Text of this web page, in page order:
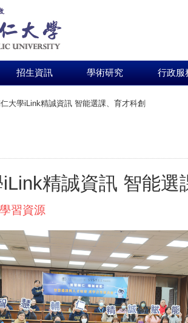
招生資訊 學術研究 行政服
大學iLink精誠資訊 智能選課、育才科創
精誠資訊 智能選
學習資源